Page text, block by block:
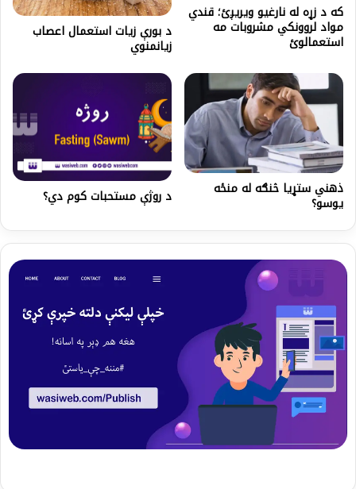
که د زړه له نارغیو ویریږئ؛ قندي
مواد لروونکي مشروبات مه
استعمالوئ
د بورې زیات استعمال اعصاب
زیانمنوي
ذهني ستړیا څنګه له منځه
یوسو؟ د روژې مستحبات کوم دي؟